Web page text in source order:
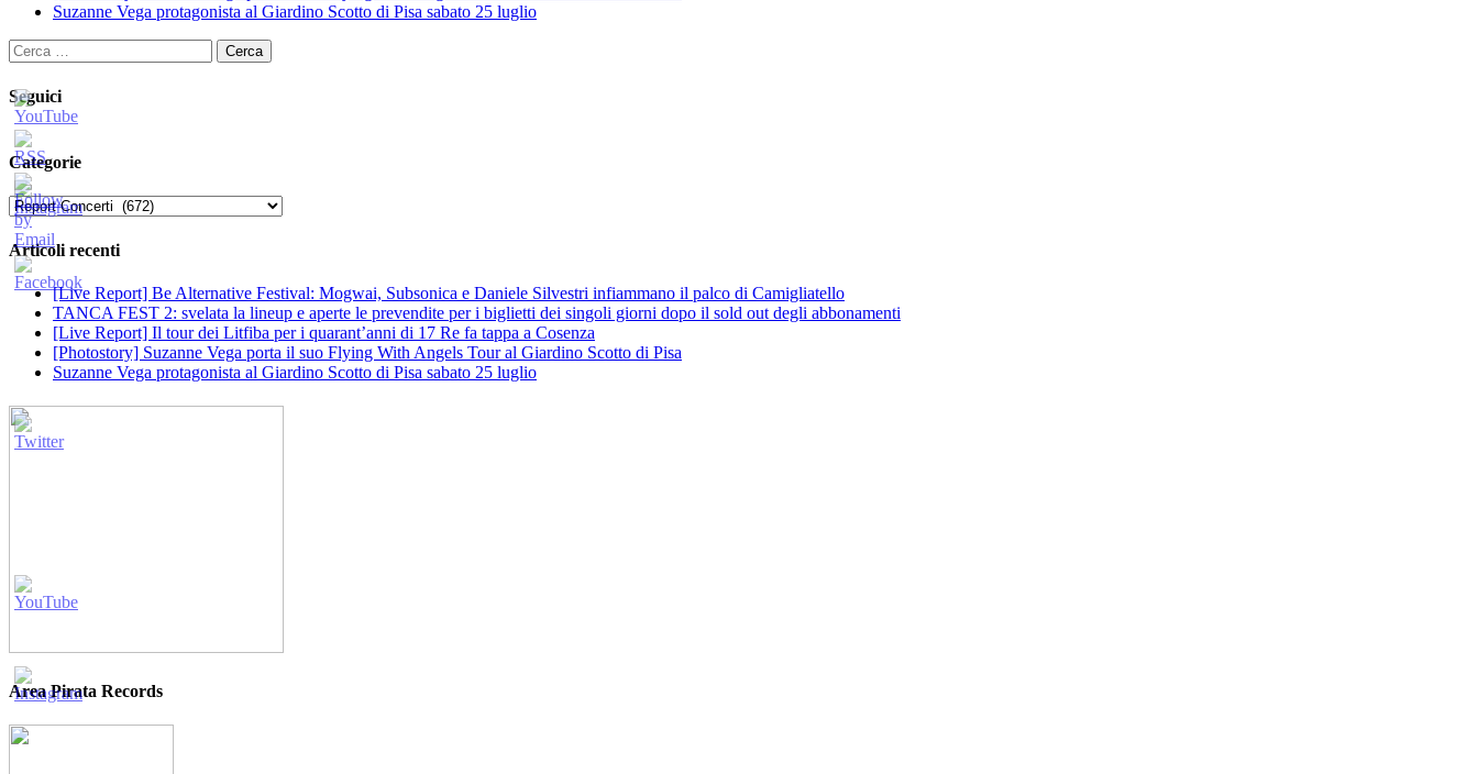
Suzanne Vega protagonista al Giardino Scotto di Pisa sabato 25 luglio
Ricerca
per:
Seguici
Categorie
Categorie
Articoli recenti
[Live Report] Be Alternative Festival: Mogwai, Subsonica e Daniele Silvestri infiammano il palco di Camigliatello
TANCA FEST 2: svelata la lineup e aperte le prevendite per i biglietti dei singoli giorni dopo il sold out degli abbonamenti
[Live Report] Il tour dei Litfiba per i quarant’anni di 17 Re fa tappa a Cosenza
[Photostory] Suzanne Vega porta il suo Flying With Angels Tour al Giardino Scotto di Pisa
Suzanne Vega protagonista al Giardino Scotto di Pisa sabato 25 luglio
Area Pirata Records